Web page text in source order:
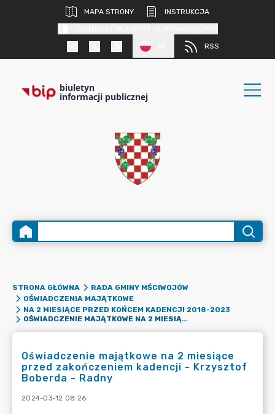
MAPA STRONY
INSTRUKCJA
RSS
biuletyn
informacji publicznej
STRONA GŁÓWNA
RADA GMINY MŚCIWOJÓW
OŚWIADCZENIA MAJĄTKOWE
NA 2 MIESIĄCE PRZED KOŃCEM KADENCJI 2018-2023
OŚWIADCZENIE MAJĄTKOWE NA 2 MIESIĄCE PRZED ZAKOŃCZENIEM KADENCJI - KRZYSZTOF BOBERDA - RADNY
Oświadczenie majątkowe na 2 miesiące
przed zakończeniem kadencji - Krzysztof
Boberda - Radny
2024-03-12 08:26